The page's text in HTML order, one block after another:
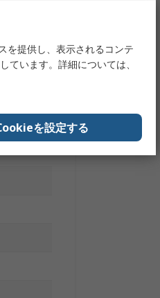
を提供し、表示されるコンテ
ています。詳細については、
を設定する